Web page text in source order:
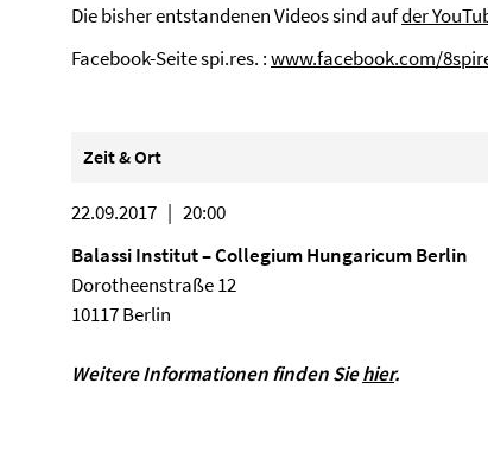
Die bisher entstandenen Videos sind aufder
Facebook-Seite spi.res. :www.facebook.com/
Zeit & Ort
22.09.2017 | 20:00
Balassi Institut – Collegium Hungaricum Berlin
Dorotheenstraße 12
10117 Berlin
Weitere Informationen finden Siehier.